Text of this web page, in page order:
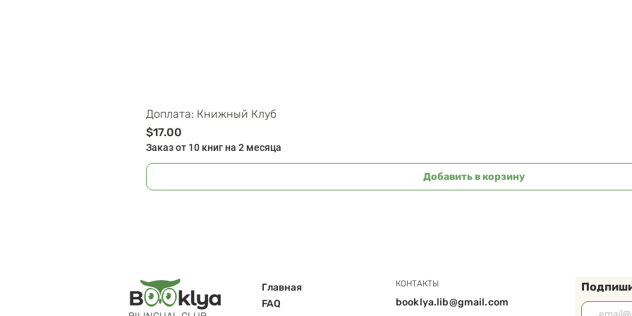
Доплата: Книжный Клуб
Цена
$17.00
Заказ от 10 книг на 2 месяца
Добавить в корзину
Главная
FAQ
КОНТАКТЫ
booklya.lib@gmail.com